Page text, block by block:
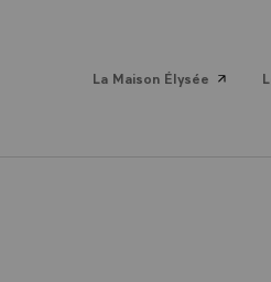
La Maison Élysée